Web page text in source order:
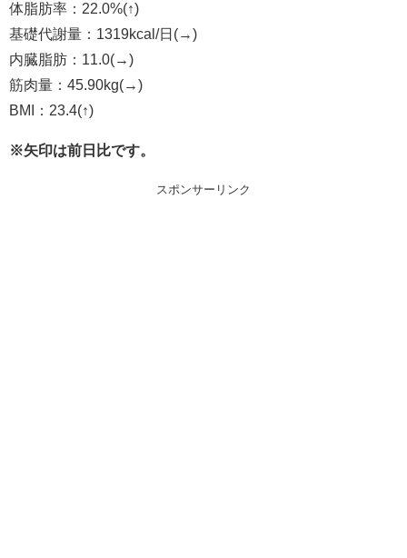
体脂肪率：22.0%(↑)
基礎代謝量：1319kcal/日(→)
内臓脂肪：11.0(→)
筋肉量：45.90kg(→)
BMI：23.4(↑)
※矢印は前日比です。
スポンサーリンク